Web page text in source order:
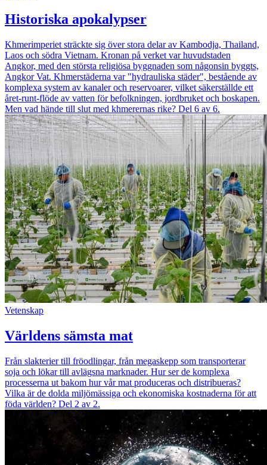
Historiska apokalypser
Khmerimperiet sträckte sig över stora delar av Kambodja, Thailand,
Laos och södra Vietnam. Kronan på verket var huvudstaden
Angkor, med den största religiösa byggnaden som någonsin byggts,
Angkor Vat. Khmerstäderna var "hydrauliska städer", bestående av
komplexa system av kanaler och reservoarer, vilket säkerställde ett
året-runt-flöde av vatten för befolkningen, jordbruket och boskapen.
Men vad hände till slut med khmerernas rike? Del 6 av 6.
Vetenskap
Världens sämsta mat
Från slakterier till fröodlingar, från megaskepp som transporterar
soja och lökar till avlägsna marknader. Hur ser de komplexa
processerna ut bakom hur vår mat produceras och distribueras?
Vilka är de dolda miljömässiga och ekonomiska kostnaderna för att
föda världen? Del 2 av 2.